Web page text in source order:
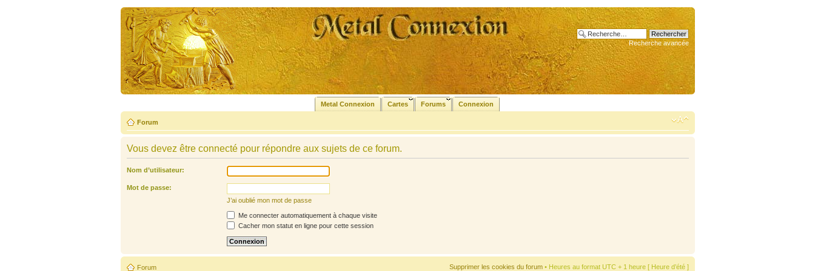
Recherche avancée
Metal Connexion Cartes Forums Connexion
Forum
Vous devez être connecté pour répondre aux sujets de ce forum.
Nom d’utilisateur:
Mot de passe:
J’ai oublié mon mot de passe
Me connecter automatiquement à chaque visite
Cacher mon statut en ligne pour cette session
Forum Supprimer les cookies du forum• Heures au format UTC + 1 heure [ Heure d’été ]